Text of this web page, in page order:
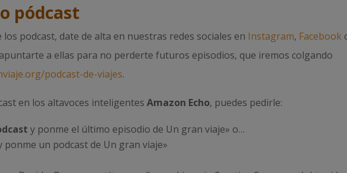
pódcast
los podcast, date de alta en nuestras redes sociales en Instagram, Facebook
a ellas para no perderte futuros episodios, que iremos colgando
podcast-de-viajes.
en los altavoces inteligentesAmazon Echo, puedes pedirle:
y ponme el último episodio de Un gran viaje» o…
ponme un podcast de Un gran viaje»